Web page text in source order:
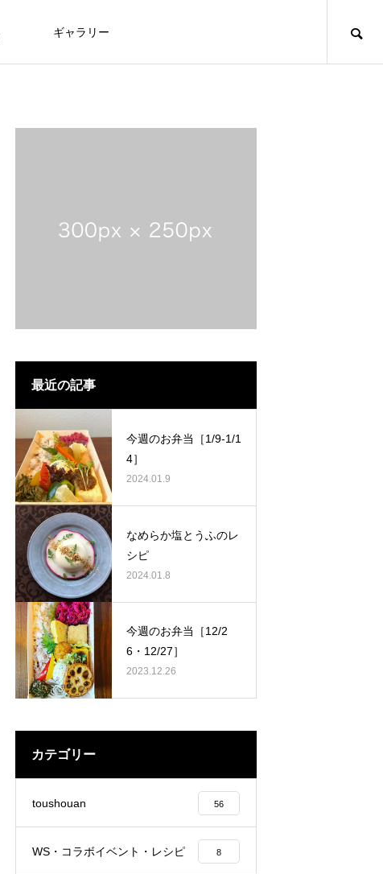
ギャラリー
最近の記事
今週のお弁当［1/9-1/1
4］
2024.01.9
なめらか塩とうふのレ
シピ
2024.01.8
今週のお弁当［12/2
6・12/27］
2023.12.26
カテゴリー
toushouan 56
WS・コラボイベント・レシピ 8